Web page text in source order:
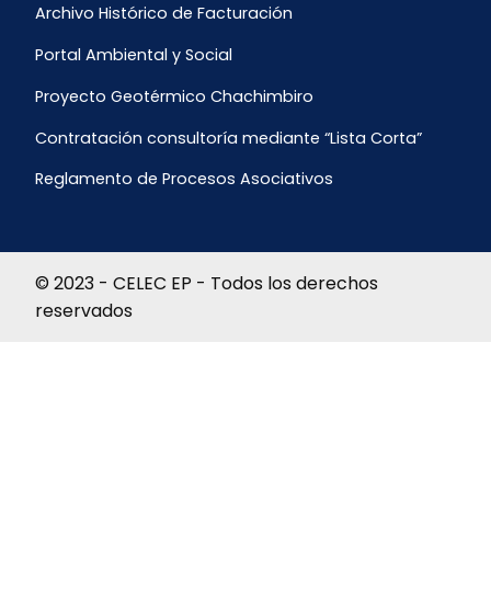
Archivo Histórico de Facturación
Portal Ambiental y Social
Proyecto Geotérmico Chachimbiro
Contratación consultoría mediante “Lista Corta”
Reglamento de Procesos Asociativos
© 2023 - CELEC EP - Todos los derechos
reservados